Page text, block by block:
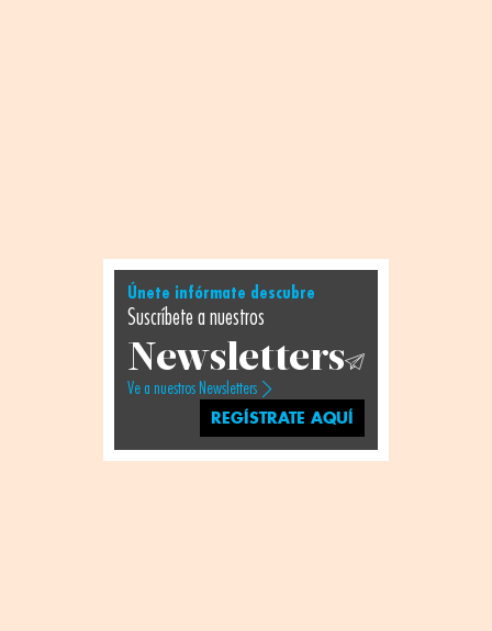
Únete infórmate descubre
Suscríbete a nuestros
Newsletters
Ve a nuestros Newsletters
REGÍSTRATE AQUÍ